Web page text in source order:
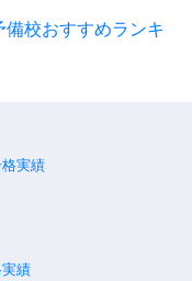
備校おすすめランキ
実績
績